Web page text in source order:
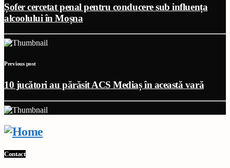
Șofer cercetat penal pentru conducere sub influența
alcoolului în Moșna
Previous post
10 jucători au părăsit ACS Mediaș în această vară
Contact